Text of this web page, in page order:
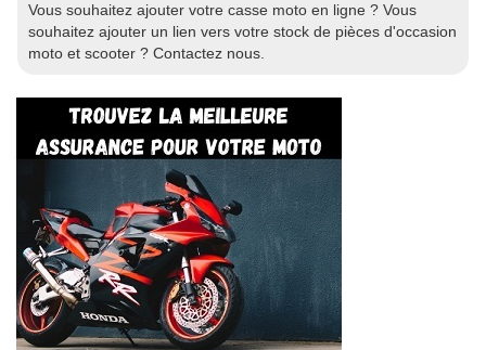
Vous souhaitez ajouter votre casse moto en ligne ? Vous
souhaitez ajouter un lien vers votre stock de pièces d'occasion
moto et scooter ? Contactez nous.